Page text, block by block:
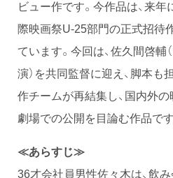
ビュー作です。今作品は、来
際映画祭U-25部門の正式招待
ています。今回は、佐久間啓輔
演）を共同監督に迎え、脚本も
作チームが再結集し、国内外の
劇場での公開を目論む作品です
≪あらすじ≫
36才会社員男性佐々木は、飲